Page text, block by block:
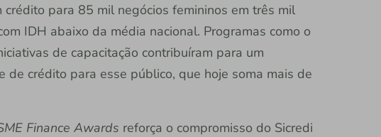
para 85 mil negócios femininos em três mil
IDH abaixo da média nacional. Programas como o
de capacitação contribuíram para um
de crédito para esse público, que hoje soma mais de
Finance Awards reforça o compromisso do Sicredi